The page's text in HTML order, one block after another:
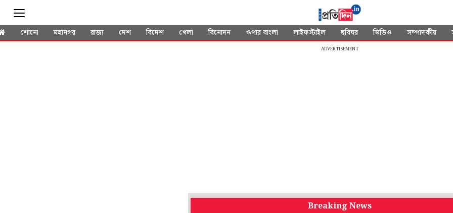
শোনো মহানগর রাজ্য দেশ বিদেশ খেলা বিনোদন ওপার বাংলা লাইফস্টাইল ছবিঘর ভিডিও সম্পাদকীয়
ADVERTISEMENT
Breaking News